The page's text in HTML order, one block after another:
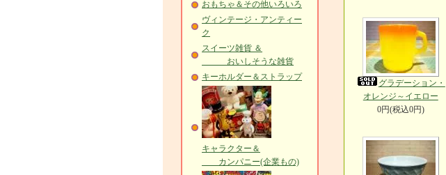
おもちゃ＆その他いろいろ
ヴィンテージ・アンティー
ク
スイーツ雑貨 ＆
おいしそうな雑貨
キーホルダー＆ストラップ
キャラクター＆
カンパニー(企業もの)
グラデーション・
オレンジ～イエロー
0円(税込0円)